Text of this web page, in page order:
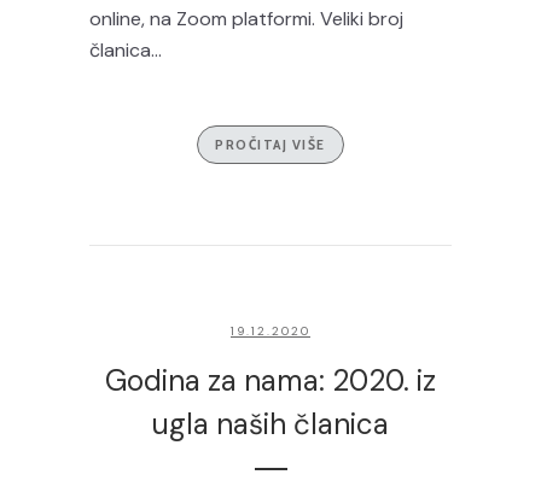
online, na Zoom platformi. Veliki broj
članica...
PROČITAJ VIŠE
19.12.2020
Godina za nama: 2020. iz
ugla naših članica